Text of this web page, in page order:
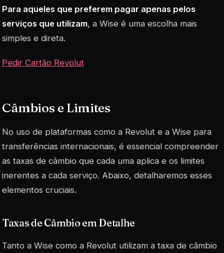
Para aqueles que preferem pagar apenas pelos
serviços que utilizam, a Wise é uma escolha mais
simples e direta.
Pedir Cartão Revolut
Câmbios e Limites
No uso de plataformas como a Revolut e a Wise para
transferências internacionais, é essencial compreender
as taxas de câmbio que cada uma aplica e os limites
inerentes a cada serviço. Abaixo, detalharemos esses
elementos cruciais.
Taxas de Câmbio em Detalhe
Tanto a Wise como a Revolut utilizam a taxa de câmbio